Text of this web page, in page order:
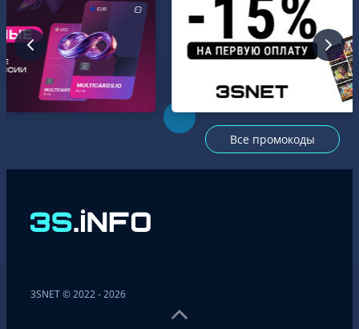
Все промокоды
3SNET © 2022 - 2026